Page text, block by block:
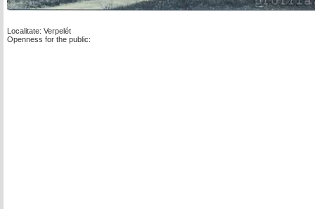
Localitate: Verpelét
Openness for the public: